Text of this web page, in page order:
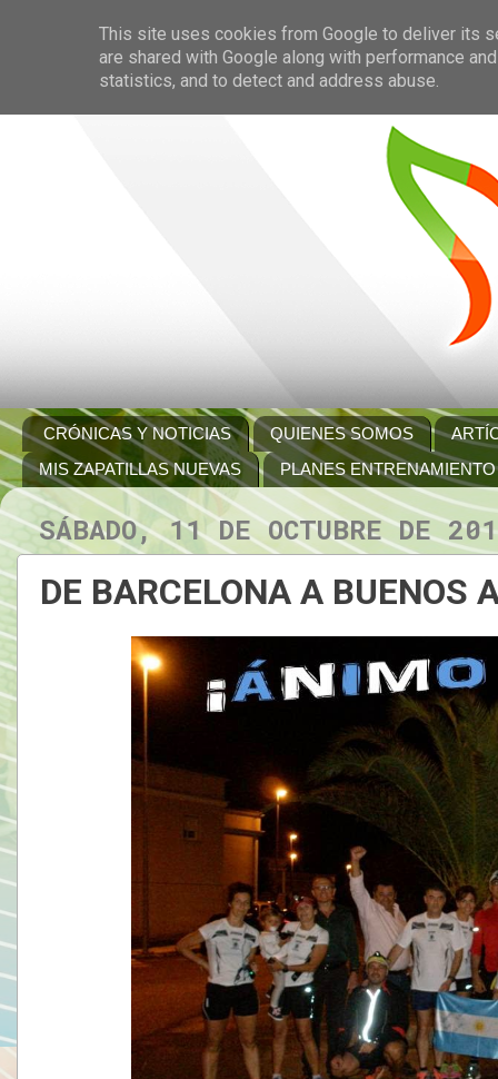
CRÓNICAS Y NOTICIAS QUIENES SOMOS
MIS ZAPATILLAS NUEVAS
PLANES ENTRENAMIENTO
SÁBADO, 11 DE OCTUBRE DE
DE BARCELONA A BUENOS
This site uses cookies from Google to deliver its
are shared with Google along with performance
statistics, and to detect and address abuse.